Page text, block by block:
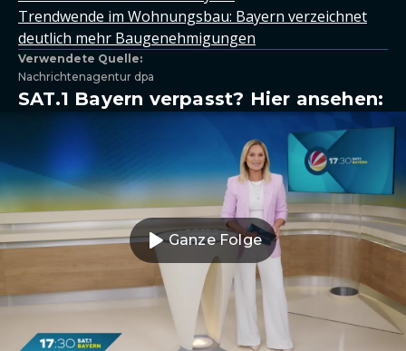
Trendwende im Wohnungsbau: Bayern verzeichnet
deutlich mehr Baugenehmigungen
Verwendete Quelle:
Nachrichtenagentur dpa
SAT.1 Bayern verpasst? Hier ansehen:
Ganze Folge